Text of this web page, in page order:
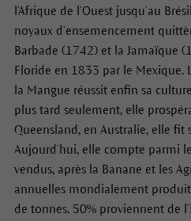
l’Afrique de l’Ouest jusqu’au
noyaux d’ensemencement
Barbade (1742) et la Jamaïque
Floride en 1833 par le Mexique.
la Mangue réussit enfin sa
plus tard seulement, elle
Queensland, en Australie, elle
Aujourd’hui, elle compte parmi
vendus, après la Banane et les
annuelles mondialement
de tonnes. 50% proviennent de